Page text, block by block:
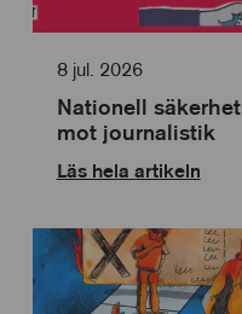
8 jul. 2026
Nationell
mot journalistik
Läs hela artikeln